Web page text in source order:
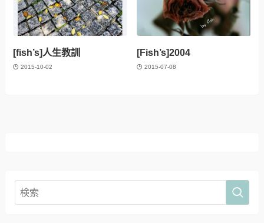
[fish’s]人生教訓
2015-10-02
[Fish’s]2004
2015-07-08